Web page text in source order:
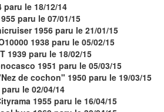
paru le 18/12/14
paru le 07/01/15
1956 paru le 21/01/15
1938 paru le 05/02/15
1939 paru le 18/02/15
1951 paru le 05/03/15
de cochon" 1950 paru le 19/03/15
le 02/04/14
1955 paru le 16/04/15